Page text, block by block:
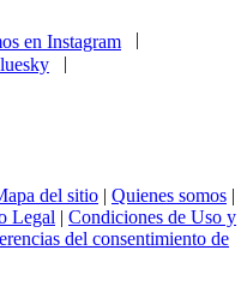
|
del sitio | Quienes somos |
Legal | Condiciones de Uso y
del consentimiento de